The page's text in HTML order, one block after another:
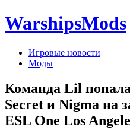
WarshipsMods
Игровые новости
Моды
Команда Lil
Secret и Nigma на
ESL One Los